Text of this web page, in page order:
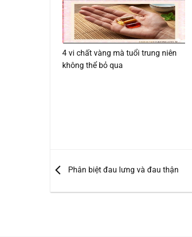
4 vi chất vàng mà tuổi trung niên
không thể bỏ qua
Phân biệt đau lưng và đau thận